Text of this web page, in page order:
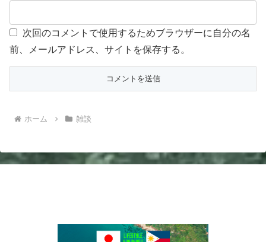
次回のコメントで使用するためブラウザーに自分の名
前、メールアドレス、サイトを保存する。
ホーム 雑談